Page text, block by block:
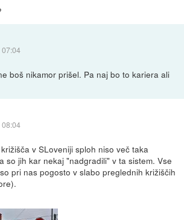
07:04
boš nikamor prišel. Pa naj bo to kariera ali
08:04
v SLoveniji sploh niso več taka
so jih kar nekaj "nadgradili" v ta sistem. Vse
pri nas pogosto v slabo preglednih križiščih